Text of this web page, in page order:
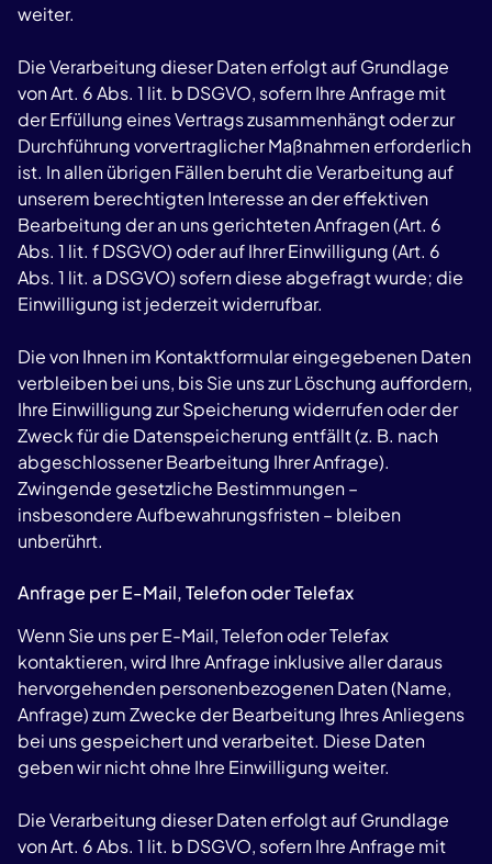
weiter.
Die Verarbeitung dieser Daten erfolgt auf Grundlage
von Art. 6 Abs. 1 lit. b DSGVO, sofern Ihre Anfrage mit
der Erfüllung eines Vertrags zusammenhängt oder zur
Durchführung vorvertraglicher Maßnahmen erforderlich
ist. In allen übrigen Fällen beruht die Verarbeitung auf
unserem berechtigten Interesse an der effektiven
Bearbeitung der an uns gerichteten Anfragen (Art. 6
Abs. 1 lit. f DSGVO) oder auf Ihrer Einwilligung (Art. 6
Abs. 1 lit. a DSGVO) sofern diese abgefragt wurde; die
Einwilligung ist jederzeit widerrufbar.
Die von Ihnen im Kontaktformular eingegebenen Daten
verbleiben bei uns, bis Sie uns zur Löschung auffordern,
Ihre Einwilligung zur Speicherung widerrufen oder der
Zweck für die Datenspeicherung entfällt (z. B. nach
abgeschlossener Bearbeitung Ihrer Anfrage).
Zwingende gesetzliche Bestimmungen –
insbesondere Aufbewahrungsfristen – bleiben
unberührt.
Anfrage per E-Mail, Telefon oder Telefax
Wenn Sie uns per E-Mail, Telefon oder Telefax
kontaktieren, wird Ihre Anfrage inklusive aller daraus
hervorgehenden personenbezogenen Daten (Name,
Anfrage) zum Zwecke der Bearbeitung Ihres Anliegens
bei uns gespeichert und verarbeitet. Diese Daten
geben wir nicht ohne Ihre Einwilligung weiter.
Die Verarbeitung dieser Daten erfolgt auf Grundlage
von Art. 6 Abs. 1 lit. b DSGVO, sofern Ihre Anfrage mit